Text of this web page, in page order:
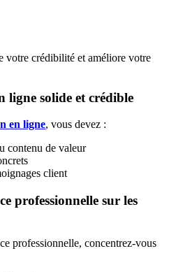
votre crédibilité et améliore votre
ligne solide et crédible
en ligne, vous devez :
contenu de valeur
client
professionnelle sur les
professionnelle, concentrez-vous